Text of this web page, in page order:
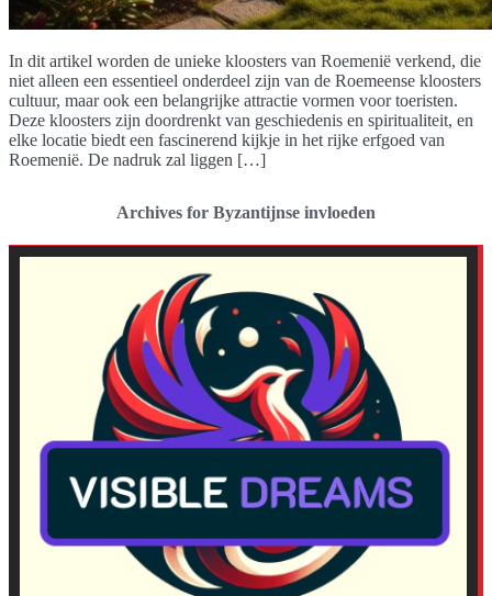
In dit artikel worden de unieke kloosters van Roemenië verkend, die
niet alleen een essentieel onderdeel zijn van de Roemeense kloosters
cultuur, maar ook een belangrijke attractie vormen voor toeristen.
Deze kloosters zijn doordrenkt van geschiedenis en spiritualiteit, en
elke locatie biedt een fascinerend kijkje in het rijke erfgoed van
Roemenië. De nadruk zal liggen […]
Archives for Byzantijnse invloeden